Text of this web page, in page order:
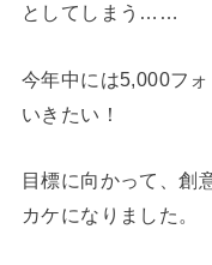
としてしまう……
今年中には5,000フ
いきたい！
目標に向かって、創
カケになりました。